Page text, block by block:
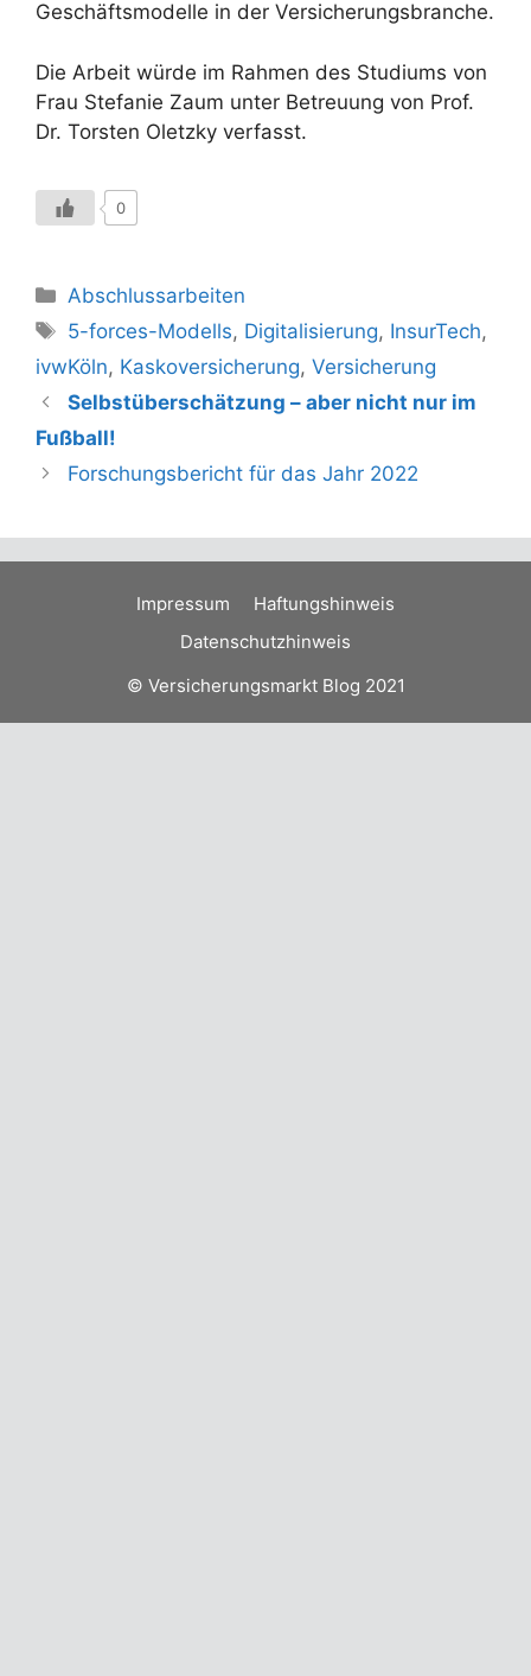
Geschäftsmodelle in der Versicherungsbranche.
Die Arbeit würde im Rahmen des Studiums von
Frau Stefanie Zaum unter Betreuung von Prof.
Dr. Torsten Oletzky verfasst.
0
Kategorien
Abschlussarbeiten
Schlagwörter
5-forces-Modells, Digitalisierung, InsurTech,
ivwKöln, Kaskoversicherung, Versicherung
Selbstüberschätzung – aber nicht nur im
Fußball!
Forschungsbericht für das Jahr 2022
Impressum
Haftungshinweis
Datenschutzhinweis
© Versicherungsmarkt Blog 2021